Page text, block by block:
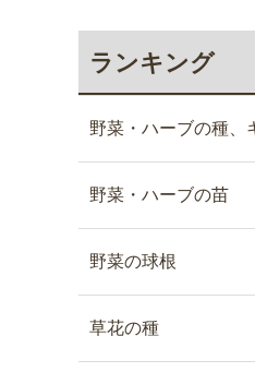
ランキング
野菜・ハーブの種、
野菜・ハーブの苗
野菜の球根
草花の種